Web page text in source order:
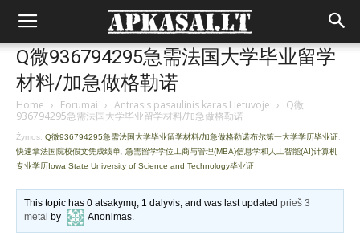
Q微936794295急需法国大学毕业留学
材料/加急做格勒诺
Home › Forumai › Antrasis pasaulinis karas Lietuvoje › Q微
936794295急需法国大学毕业留学材料/加急做格勒诺
Žymos: Q微936794295急需法国大学毕业留学材料/加急做格勒诺布尔第一大学学历毕业证
快速拿法国院校假文凭成绩单 急需留学学位工商与管理(MBA)信息学和人工智能(AI)计算机
专业学历Iowa State University of Science and Technology毕业证
This topic has 0 atsakymų, 1 dalyvis, and was last updatedprieš 3
metai by Anonimas.